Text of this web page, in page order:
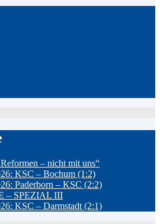
– nicht mit uns“
KSC – Bochum (1:2)
Paderborn – KSC (2:2)
– SPEZIAL III
KSC – Darmstadt (2:1)